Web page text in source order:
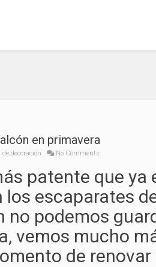
en primavera
de decoración No Comments
patente que ya
escaparates
no podemos
vemos mucho
de